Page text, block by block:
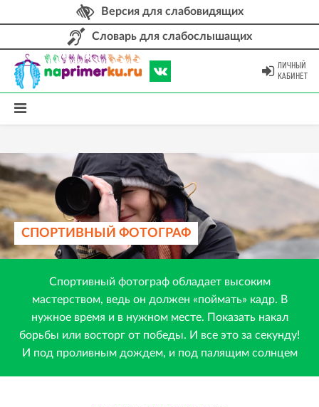
Версия для слабовидящих
Словарь для слабослышащих
ЛИЧНЫЙ
КАБИНЕТ
СПОРТИВНЫЙ ФОТОГРАФ
Спортивный фотограф обладает высоким
мастерством, ведь он должен «поймать» кадр. В
нужное время и в нужном месте. Показать накал
борьбы или восторг от победы. И все это за секунду!
И под проливным дождем, и под палящим солнцем